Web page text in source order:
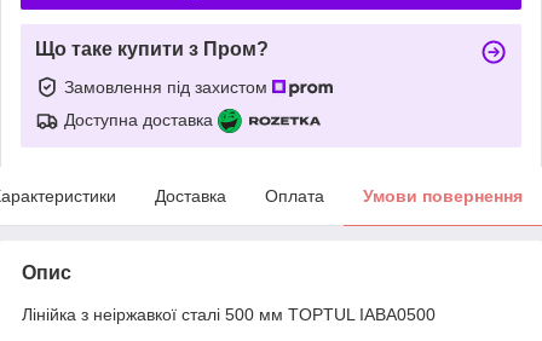
Що таке купити з Пром?
Замовлення під захистом
Доступна доставка
Доставка Оплата Умови повернення
Опис
Лінійка з неіржавкої сталі 500 мм TOPTUL IABA0500